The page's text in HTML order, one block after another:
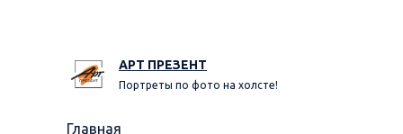
Главная
Портреты по фото на холсте!
АРТ ПРЕЗЕНТ